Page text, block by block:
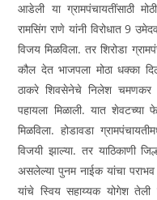
आडेली या ग्रामपंचायतींसाठी
रामसिंग राणे यांनी विरोधात 9
विजय मिळविला. तर शिरोडा
कौल देत भाजपला मोठा धक्का
ठाकरे शिवसेनेचे निलेश चमणकर
पहायला मिळाली. यात
मिळविला. होडावडा
विजयी झाल्या. तर याठिकाणी
असलेल्या पुनम नाईक यांचा
यांचे स्विय सहाय्यक योगेश तेली